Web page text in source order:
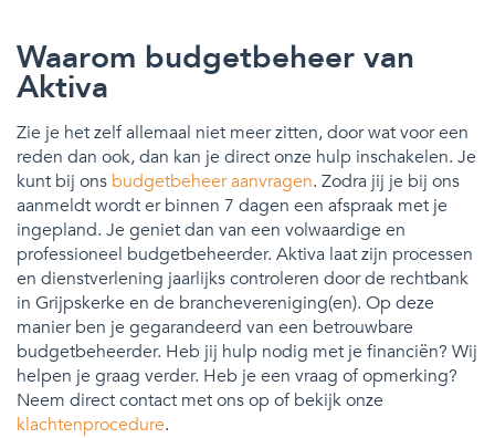
Waarom budgetbeheer van
Aktiva
Zie je het zelf allemaal niet meer zitten, door wat voor een
reden dan ook, dan kan je direct onze hulp inschakelen. Je
kunt bij ons budgetbeheer aanvragen. Zodra jij je bij ons
aanmeldt wordt er binnen 7 dagen een afspraak met je
ingepland. Je geniet dan van een volwaardige en
professioneel budgetbeheerder. Aktiva laat zijn processen
en dienstverlening jaarlijks controleren door de rechtbank
in Grijpskerke en de branchevereniging(en). Op deze
manier ben je gegarandeerd van een betrouwbare
budgetbeheerder. Heb jij hulp nodig met je financiën? Wij
helpen je graag verder. Heb je een vraag of opmerking?
Neem direct contact met ons op of bekijk onze
klachtenprocedure.